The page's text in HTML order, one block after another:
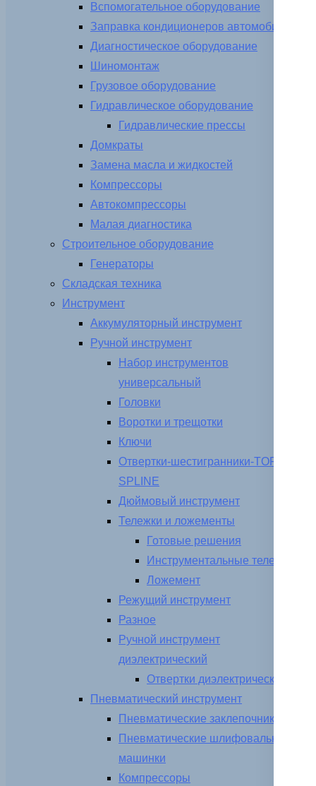
Вспомогательное оборудование
Заправка кондиционеров автомобиля
Диагностическое оборудование
Шиномонтаж
Грузовое оборудование
Гидравлическое оборудование
Гидравлические прессы
Домкраты
Замена масла и жидкостей
Компрессоры
Автокомпрессоры
Малая диагностика
Строительное оборудование
Генераторы
Складская техника
Инструмент
Аккумуляторный инструмент
Ручной инструмент
Набор инструментов
универсальный
Головки
Воротки и трещотки
Ключи
Отвертки-шестигранники-TORX-
SPLINE
Дюймовый инструмент
Тележки и ложементы
Готовые решения
Инструментальные тележки
Ложемент
Режущий инструмент
Разное
Ручной инструмент
диэлектрический
Отвертки диэлектрические
Пневматический инструмент
Пневматические заклепочники
Пневматические шлифовальные
машинки
Компрессоры